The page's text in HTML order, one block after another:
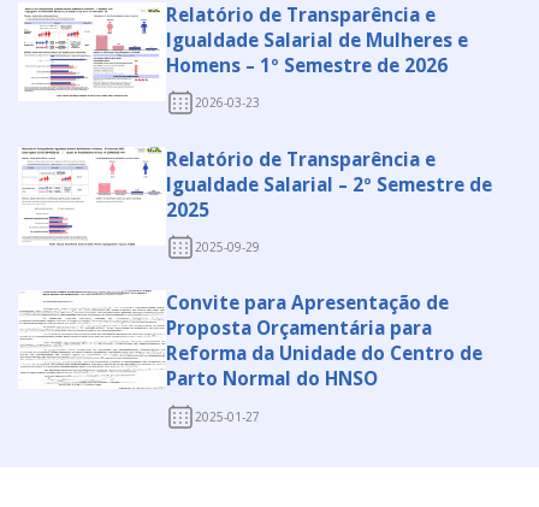
Relatório de Transparência e
Igualdade Salarial de Mulheres e
Homens – 1º Semestre de 2026
2026-03-23
Relatório de Transparência e
Igualdade Salarial – 2º Semestre de
2025
2025-09-29
Convite para Apresentação de
Proposta Orçamentária para
Reforma da Unidade do Centro de
Parto Normal do HNSO
2025-01-27